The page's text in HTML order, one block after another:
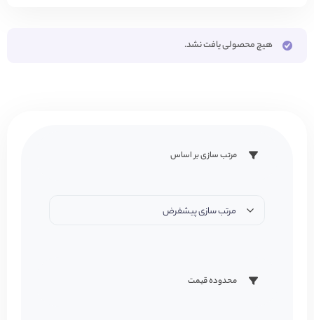
مرتب سازی بر اساس
مرتب سازی پیشفرض
محدوده قیمت
هیچ محصولی یافت نشد.